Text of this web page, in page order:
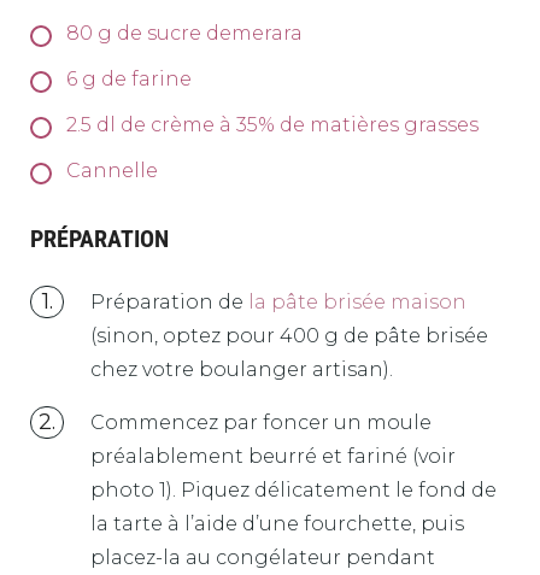
80 g de sucre demerara
6 g de farine
2.5 dl
de crème à 35% de matières grasses
Cannelle
PRÉPARATION
Préparation de la pâte brisée maison
(sinon, optez pour 400 g de pâte brisée
chez votre boulanger artisan).
Commencez par foncer un moule
préalablement beurré et fariné (voir
photo 1). Piquez délicatement le fond de
la tarte à l’aide d’une fourchette, puis
placez-la au congélateur pendant